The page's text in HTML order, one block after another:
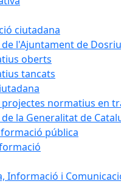
ciutadana
l'Ajuntament de
oberts
tancats
normatius en
la Generalitat de
pública
Informació i